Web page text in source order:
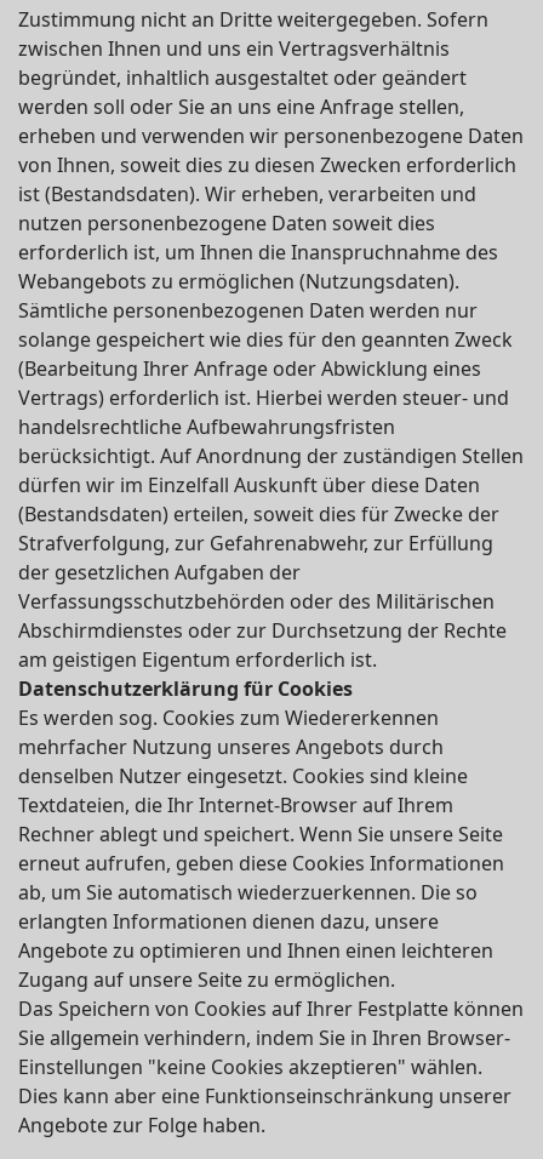
Zustimmung nicht an Dritte weitergegeben. Sofern
zwischen Ihnen und uns ein Vertragsverhältnis
begründet, inhaltlich ausgestaltet oder geändert
werden soll oder Sie an uns eine Anfrage stellen,
erheben und verwenden wir personenbezogene Daten
von Ihnen, soweit dies zu diesen Zwecken erforderlich
ist (Bestandsdaten). Wir erheben, verarbeiten und
nutzen personenbezogene Daten soweit dies
erforderlich ist, um Ihnen die Inanspruchnahme des
Webangebots zu ermöglichen (Nutzungsdaten).
Sämtliche personenbezogenen Daten werden nur
solange gespeichert wie dies für den geannten Zweck
(Bearbeitung Ihrer Anfrage oder Abwicklung eines
Vertrags) erforderlich ist. Hierbei werden steuer- und
handelsrechtliche Aufbewahrungsfristen
berücksichtigt. Auf Anordnung der zuständigen Stellen
dürfen wir im Einzelfall Auskunft über diese Daten
(Bestandsdaten) erteilen, soweit dies für Zwecke der
Strafverfolgung, zur Gefahrenabwehr, zur Erfüllung
der gesetzlichen Aufgaben der
Verfassungsschutzbehörden oder des Militärischen
Abschirmdienstes oder zur Durchsetzung der Rechte
am geistigen Eigentum erforderlich ist.
Datenschutzerklärung für Cookies
Es werden sog. Cookies zum Wiedererkennen
mehrfacher Nutzung unseres Angebots durch
denselben Nutzer eingesetzt. Cookies sind kleine
Textdateien, die Ihr Internet-Browser auf Ihrem
Rechner ablegt und speichert. Wenn Sie unsere Seite
erneut aufrufen, geben diese Cookies Informationen
ab, um Sie automatisch wiederzuerkennen. Die so
erlangten Informationen dienen dazu, unsere
Angebote zu optimieren und Ihnen einen leichteren
Zugang auf unsere Seite zu ermöglichen.
Das Speichern von Cookies auf Ihrer Festplatte können
Sie allgemein verhindern, indem Sie in Ihren Browser-
Einstellungen "keine Cookies akzeptieren" wählen.
Dies kann aber eine Funktionseinschränkung unserer
Angebote zur Folge haben.